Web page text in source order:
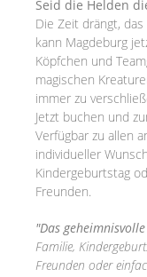
Seid die Helden
Die Zeit drängt,
kann Magdeburg
Köpfchen und
magischen
immer zu
Jetzt buchen und
Verfügbar zu allen
individueller
Kindergeburtstag
Freunden.
"Das
Familie,
Freunden oder